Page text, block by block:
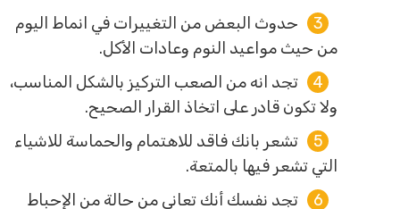
حدوث البعض من التغييرات في انماط اليوم
من حيث مواعيد النوم وعادات الأكل.
تجد انه من الصعب التركيز بالشكل المناسب،
ولا تكون قادر على اتخاذ القرار الصحيح.
تشعر بانك فاقد للاهتمام والحماسة للاشياء
التي تشعر فيها بالمتعة.
تجد نفسك أنك تعاني من حالة من الإحباط